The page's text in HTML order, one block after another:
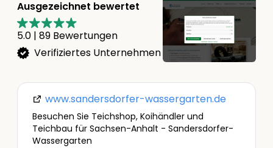
Ausgezeichnet bewertet
5.0 | 89 Bewertungen
Verifiziertes Unternehmen
www.sandersdorfer-wassergarten.de
Besuchen Sie Teichshop, Koihändler und
Teichbau für Sachsen-Anhalt - Sandersdorfer-
Wassergarten